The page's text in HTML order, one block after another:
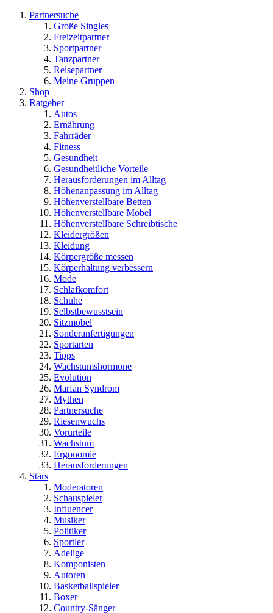
Partnersuche
Große Singles
Freizeitpartner
Sportpartner
Tanzpartner
Reisepartner
Meine Gruppen
Shop
Ratgeber
Autos
Ernährung
Fahrräder
Fitness
Gesundheit
Gesundheitliche Vorteile
Herausforderungen im Alltag
Höhenanpassung im Alltag
Höhenverstellbare Betten
Höhenverstellbare Möbel
Höhenverstellbare Schreibtische
Kleidergrößen
Kleidung
Körpergröße messen
Körperhaltung verbessern
Mode
Schlafkomfort
Schuhe
Selbstbewusstsein
Sitzmöbel
Sonderanfertigungen
Sportarten
Tipps
Wachstumshormone
Evolution
Marfan Syndrom
Mythen
Partnersuche
Riesenwuchs
Vorurteile
Wachstum
Ergonomie
Herausforderungen
Stars
Moderatoren
Schauspieler
Influencer
Musiker
Politiker
Sportler
Adelige
Komponisten
Autoren
Basketballspieler
Boxer
Country-Sänger